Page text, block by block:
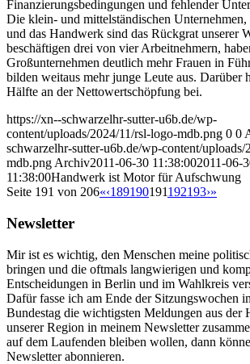
Finanzierungsbedingungen und fehlender
Die klein- und mittelständischen
und das Handwerk sind das Rückgrat unserer
beschäftigen drei von vier Arbeitnehmern,
Großunternehmen deutlich mehr Frauen in
bilden weitaus mehr junge Leute aus. Darüber
Hälfte an der Nettowertschöpfung bei.
https://xn--schwarzelhr-sutter-u6b.de/wp-
content/uploads/2024/11/rsl-logo-mdb.png 0 0
schwarzelhr-sutter-u6b.de/wp-content/
mdb.png Archiv2011-06-30 11:38:002011-06-
11:38:00Handwerk ist Motor für Aufschwung
Seite 191 von 206«‹189190191192193›»
Newsletter
Mir ist es wichtig, den Menschen meine
bringen und die oftmals langwierigen und
Entscheidungen in Berlin und im Wahlkreis
Dafür fasse ich am Ende der Sitzungswochen
Bundestag die wichtigsten Meldungen aus der
unserer Region in meinem Newsletter
auf dem Laufenden bleiben wollen, dann
Newsletter abonnieren.